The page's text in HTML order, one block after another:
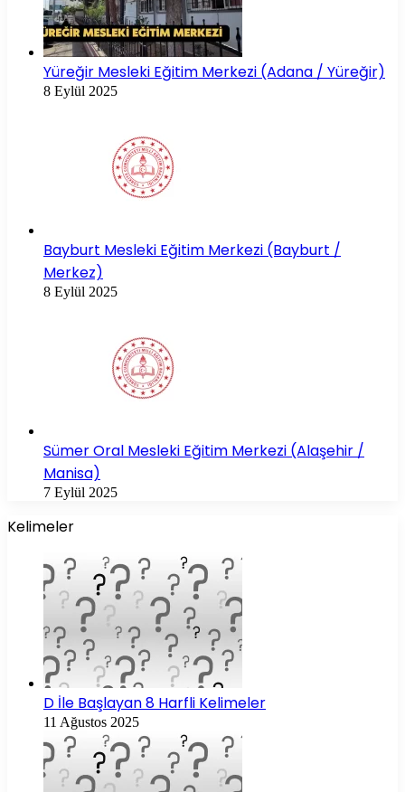
Yüreğir Mesleki Eğitim Merkezi (Adana / Yüreğir)
8 Eylül 2025
Bayburt Mesleki Eğitim Merkezi (Bayburt /
Merkez)
8 Eylül 2025
Sümer Oral Mesleki Eğitim Merkezi (Alaşehir /
Manisa)
7 Eylül 2025
Kelimeler
D İle Başlayan 8 Harfli Kelimeler
11 Ağustos 2025